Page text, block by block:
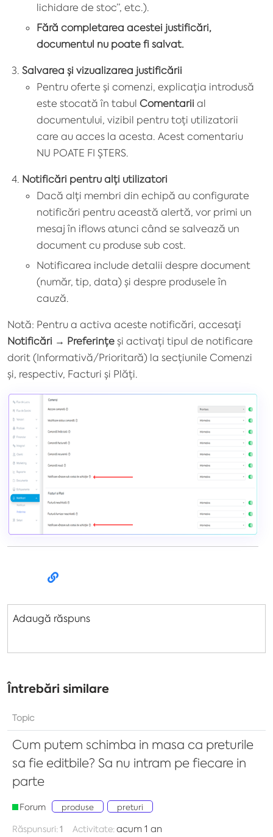
lichidare de stoc”, etc.).
Fără completarea acestei justificări,
documentul nu poate fi salvat.
Salvarea și vizualizarea justificării
Pentru oferte și comenzi, explicația introdusă
este stocată în tabul Comentarii al
documentului, vizibil pentru toți utilizatorii
care au acces la acesta. Acest comentariu
NU POATE FI ȘTERS.
Notificări pentru alți utilizatori
Dacă alți membri din echipă au configurate
notificări pentru această alertă, vor primi un
mesaj în iflows atunci când se salvează un
document cu produse sub cost.
Notificarea include detalii despre document
(număr, tip, data) și despre produsele în
cauză.
Notă: Pentru a activa aceste notificări, accesați
Notificări → Preferințe și activați tipul de notificare
dorit (Informativă/Prioritară) la secțiunile Comenzi
și, respectiv, Facturi și Plăți.
Adaugă răspuns
Întrebări similare
Topic
Cum putem schimba in masa ca preturile
sa fie editbile? Sa nu intram pe fiecare in
parte
Forum produse preturi
Răspunsuri:1 Activitate:acum 1 an